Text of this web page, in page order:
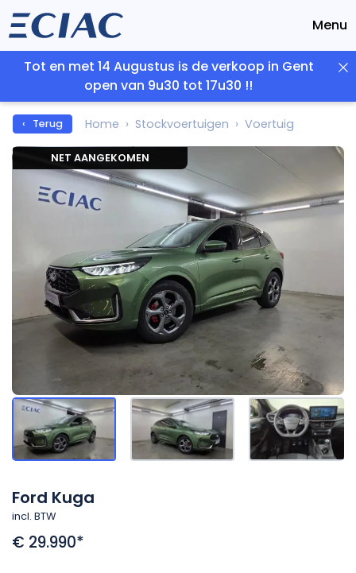
Menu
Tot en met 14 Augustus is de verkoop in Gent
open van 9u30 tot 17u30 !!
‹ Terug Home Stockvoertuigen Voertuig
NET AANGEKOMEN
Ford Kuga
incl. BTW
€ 29.990*